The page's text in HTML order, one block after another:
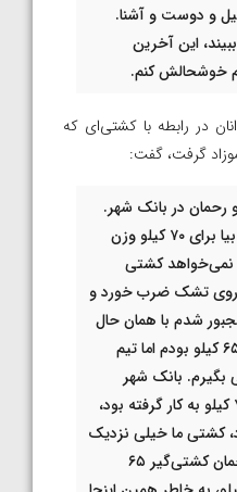
و دوست و آشنا.
این آخرین
خوشحالش کنم.
جوانان در رابطه با کشتی‌ای که
گرفت، گفت:
رحمان در بانک شهر.
مریض بودم، گفتند فقط بیا برای ۷۰ کیلو وزن
نمی‌خواهد کشتی
روی تشک ضرب خورد و
شدم با همان حال
کشتی بگیرم. کشتی‌گیر ۶۵ کیلو بودم اما تیم
کشتی بگیرم. بانک شهر
رحمان عموزاد را هم در ۷۰ کیلو به کار گرفته بود،
را ۲-یک برد، کشتی ما خیلی نزدیک
بود، گزارشگر می‌گفت رحمان کشتی‌گیر ۶۵